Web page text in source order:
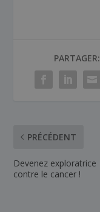
PARTAGER:
PRÉCÉDENT
Devenez exploratrice
contre le cancer !